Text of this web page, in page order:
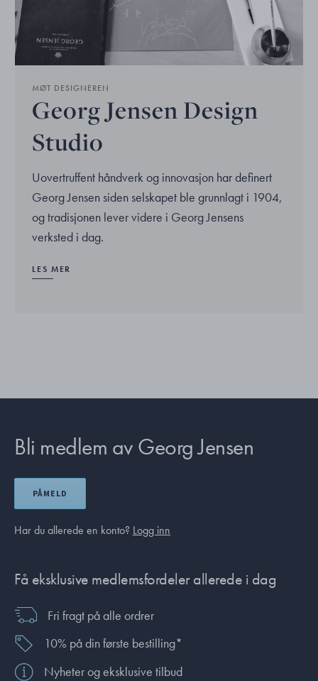
MØT DESIGNEREN
Georg Jensen Design
Studio
Uovertruffent håndverk og innovasjon har definert
Georg Jensen siden selskapet ble grunnlagt i 1904,
og tradisjonen lever videre i Georg Jensens
verksted i dag.
LES MER
Bli medlem av Georg Jensen
PÅMELD
Har du allerede en konto? Logg inn
Få eksklusive medlemsfordeler allerede i dag
Fri fragt på alle ordrer
10% på din første bestilling*
Nyheter og eksklusive tilbud